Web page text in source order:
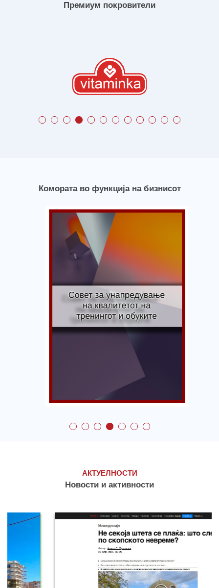
Премиум покровители
Комората во функција на бизнисот
Совет за
квалитетот на
тренингот и обуките
АКТУЕЛНОСТИ
Новости и активности